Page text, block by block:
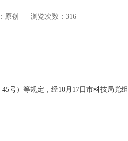
原创 浏览次数： 316
45号） 等规定，经10月 17 日市科技局党组